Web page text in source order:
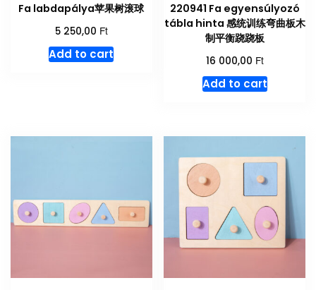
Fa labdapálya苹果树滚球
5 250,00 Ft
Add to cart
220941 Fa egyensúlyozó
tábla hinta 感统训练弯曲板木
制平衡跷跷板
16 000,00 Ft
Add to cart